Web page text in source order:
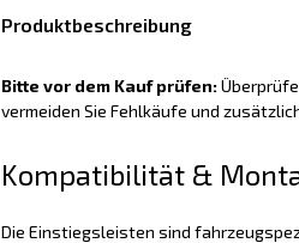
Produktbeschreibung
Bitte vor dem Kauf prüfen:
vermeiden Sie Fehlkäufe und
Kompatibilität &
Die Einstiegsleisten sind